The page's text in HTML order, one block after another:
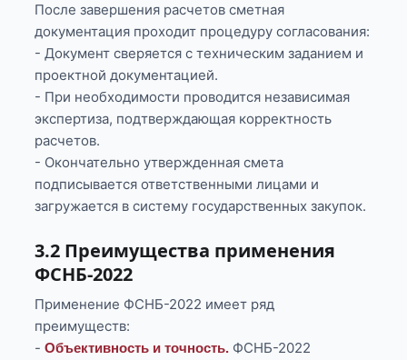
После завершения расчетов сметная
документация проходит процедуру согласования:
- Документ сверяется с техническим заданием и
проектной документацией.
- При необходимости проводится независимая
экспертиза, подтверждающая корректность
расчетов.
- Окончательно утвержденная смета
подписывается ответственными лицами и
загружается в систему государственных закупок.
3.2 Преимущества применения
ФСНБ-2022
Применение ФСНБ-2022 имеет ряд
преимуществ:
-Объективность и точность. ФСНБ-2022